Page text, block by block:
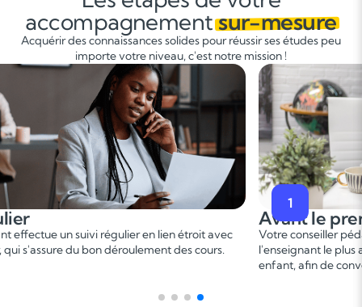
accompagnementsur-mesure
Acquérir des connaissances solides pour réussir ses études peu
importe votre niveau, c'est notre mission !
cours
pédagogique vous met en relation avec
adapté en fonction du profil de votre
2
Pendant le
Ce 1er cours permet
points forts et de
sur le programme.